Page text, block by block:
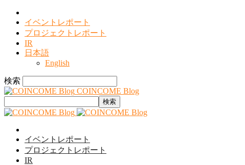
イベントレポート
プロジェクトレポート
IR
日本語
English
検索
COINCOME Blog
イベントレポート
プロジェクトレポート
IR